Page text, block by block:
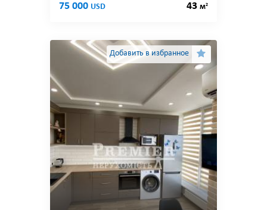
75 000 USD 43 м2
Добавить в избранное